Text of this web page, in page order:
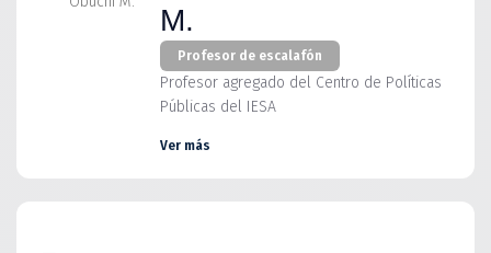
M.
Profesor de escalafón
Profesor agregado del Centro de Políticas
Públicas del IESA
Ver más